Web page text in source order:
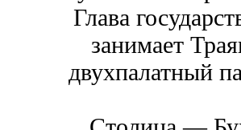
Глава
занимает
двухпалатный